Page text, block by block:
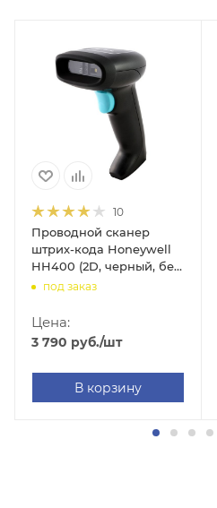
10
Проводной сканер
штрих-кода Honeywell
HH400 (2D, черный, без
подставки)
под заказ
Цена:
3 790 руб./шт
В корзину